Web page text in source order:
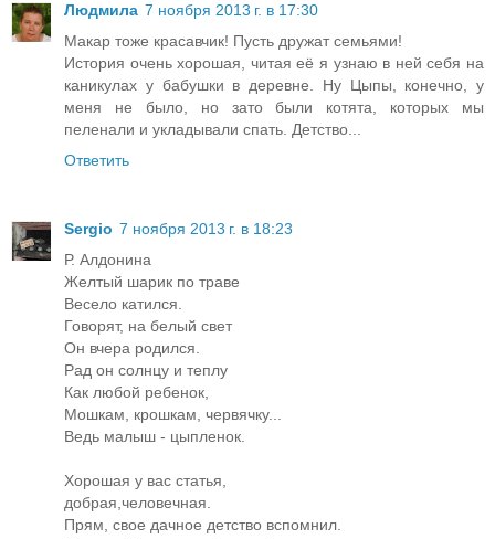
Людмила 7 ноября 2013 г. в 17:30
Макар тоже красавчик! Пусть дружат семьями!
История очень хорошая, читая её я узнаю в ней себя на
каникулах у бабушки в деревне. Ну Цыпы, конечно, у
меня не было, но зато были котята, которых мы
пеленали и укладывали спать. Детство...
Ответить
Sergio 7 ноября 2013 г. в 18:23
Р. Алдонина
Желтый шарик по траве
Весело катился.
Говорят, на белый свет
Он вчера родился.
Рад он солнцу и теплу
Как любой ребенок,
Мошкам, крошкам, червячку...
Ведь малыш - цыпленок.
Хорошая у вас статья,
добрая,человечная.
Прям, свое дачное детство вспомнил.